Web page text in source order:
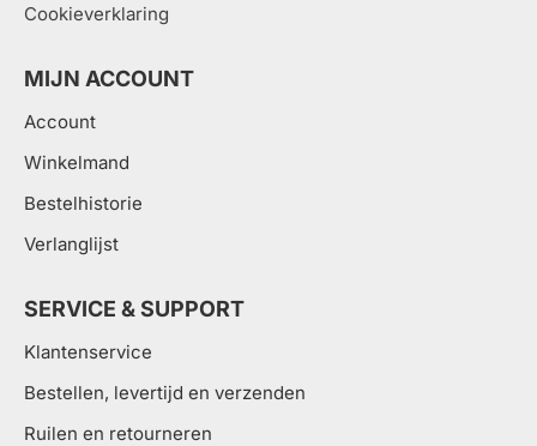
Cookieverklaring
MIJN ACCOUNT
Account
Winkelmand
Bestelhistorie
Verlanglijst
SERVICE & SUPPORT
Klantenservice
Bestellen, levertijd en verzenden
Ruilen en retourneren